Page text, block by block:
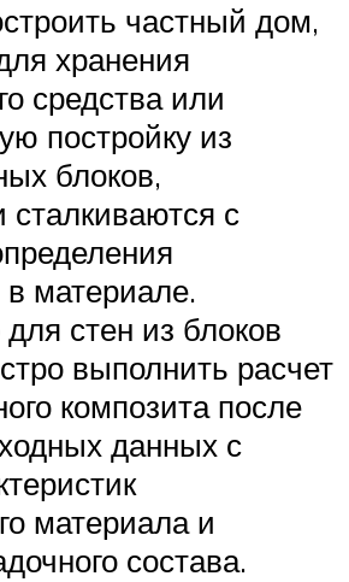
частный дом,
хранения
средства или
постройку из
блоков,
сталкиваются с
в материале.
стен из блоков
выполнить расчет
композита после
данных с
материала и
состава.